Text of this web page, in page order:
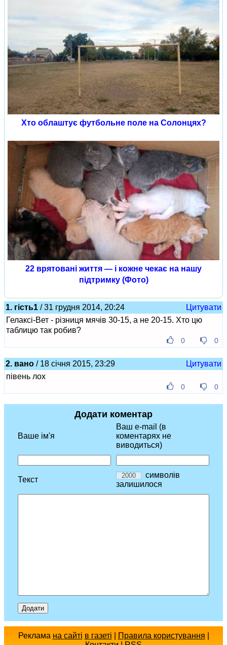
Хто облаштує футбольне поле на Солонцях?
22 врятовані життя — і кожне чекає на нашу
підтримку (Фото)
1. гість1 / 31 грудня 2014, 20:24
Цитувати
Гелаксі-Вет - різниця мячів 30-15, а не 20-15. Хто цю
таблицю так робив?
0 0
2. вано / 18 січня 2015, 23:29
Цитувати
півень лох
0 0
Додати коментар
Ваше ім'я
Ваш e-mail (в
коментарях не
виводиться)
Текст
символів
залишилося
Реклама на сайті в газеті Правила користування